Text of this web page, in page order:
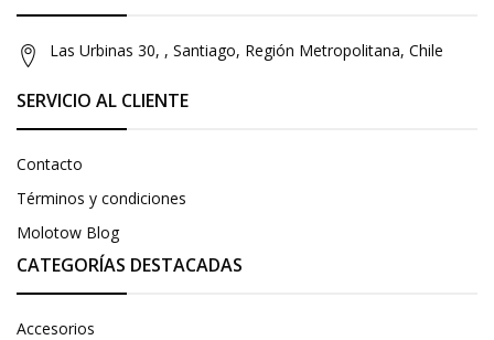
Las Urbinas 30, , Santiago, Región Metropolitana, Chile
SERVICIO AL CLIENTE
Contacto
Términos y condiciones
Molotow Blog
CATEGORÍAS DESTACADAS
Accesorios